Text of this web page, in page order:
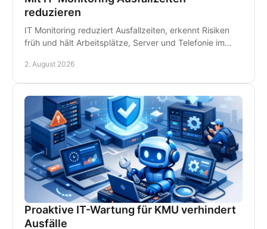
reduzieren
IT Monitoring reduziert Ausfallzeiten, erkennt Risiken
früh und hält Arbeitsplätze, Server und Telefonie im
2. August 2026
Proaktive IT-Wartung für KMU verhindert
Ausfälle